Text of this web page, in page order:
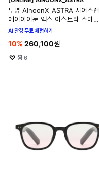
투명 AInoonX_ASTRA 시어스랩
에이아이눈 엑스 아스트라 스마트
글래스
AI 안경 무료 체험하기
10% 260,100원
찜 6